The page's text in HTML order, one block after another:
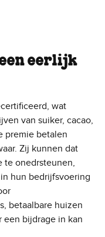
eerlijk
wat
van suiker, cacao,
premie betalen
Zij kunnen dat
te onedrsteunen,
hun bedrijfsvoering
betaalbare huizen
een bijdrage in kan